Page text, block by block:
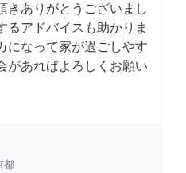
きありがとうございまし
るアドバイスも助かりま
になって家が過ごしやす
があればよろしくお願い
都